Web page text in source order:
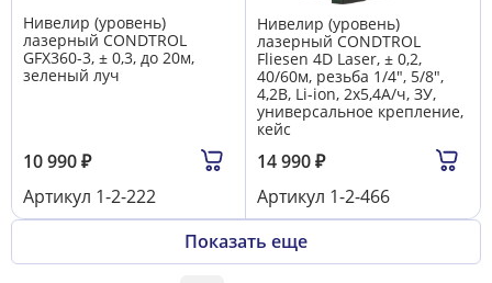
Нивелир (уровень)
лазерный CONDTROL
GFX360-3, ± 0,3, до 20м,
зеленый луч
10 990₽
Артикул 1-2-222
Нивелир (уровень)
лазерный CONDTROL
Fliesen 4D Laser, ± 0,2,
40/60м, резьба 1/4", 5/8",
4,2В, Li-ion, 2х5,4А/ч, ЗУ,
универсальное крепление,
кейс
14 990₽
Артикул 1-2-466
Показать еще